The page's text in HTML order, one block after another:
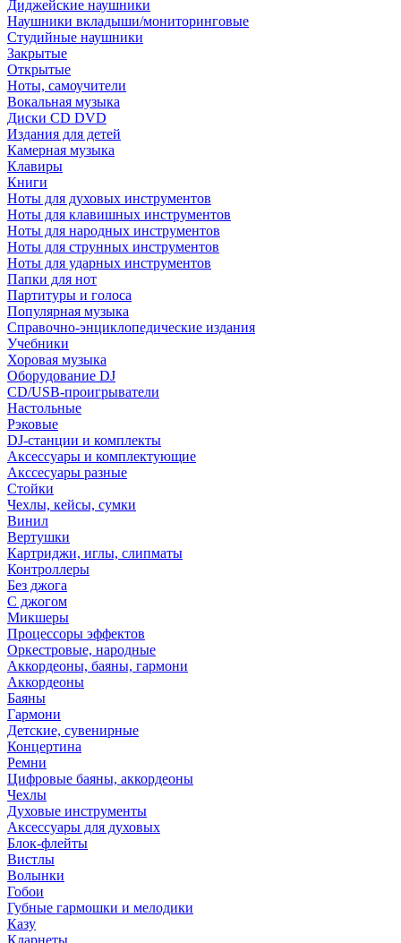
Диджейские наушники
Наушники вкладыши/мониторинговые
Студийные наушники
Закрытые
Открытые
Ноты, самоучители
Вокальная музыка
Диски CD DVD
Издания для детей
Камерная музыка
Клавиры
Книги
Ноты для духовых инструментов
Ноты для клавишных инструментов
Ноты для народных инструментов
Ноты для струнных инструментов
Ноты для ударных инструментов
Папки для нот
Партитуры и голоса
Популярная музыка
Справочно-энциклопедические издания
Учебники
Хоровая музыка
Оборудование DJ
CD/USB-проигрыватели
Настольные
Рэковые
DJ-станции и комплекты
Аксессуары и комплектующие
Акссесуары разные
Стойки
Чехлы, кейсы, сумки
Винил
Вертушки
Картриджи, иглы, слипматы
Контроллеры
Без джога
С джогом
Микшеры
Процессоры эффектов
Оркестровые, народные
Аккордеоны, баяны, гармони
Аккордеоны
Баяны
Гармони
Детские, сувенирные
Концертина
Ремни
Цифровые баяны, аккордеоны
Чехлы
Духовые инструменты
Аксессуары для духовых
Блок-флейты
Вистлы
Волынки
Гобои
Губные гармошки и мелодики
Казу
Кларнеты